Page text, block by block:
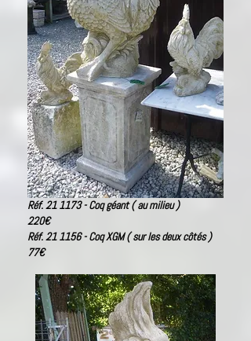
Réf. 21 1173 - Coq géant ( au milieu )
220€
Réf. 21 1156 - Coq XGM ( sur les deux côtés )
77€